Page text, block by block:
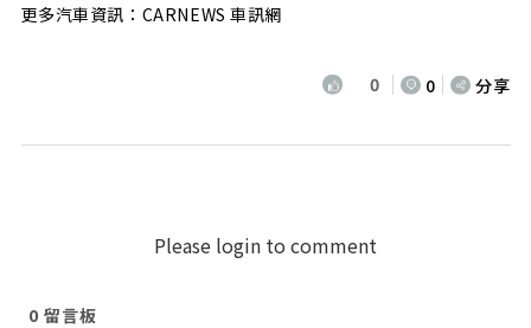
更多汽車資訊：CARNEWS 車訊網
0 0 分享
Please login to comment
0 留言板